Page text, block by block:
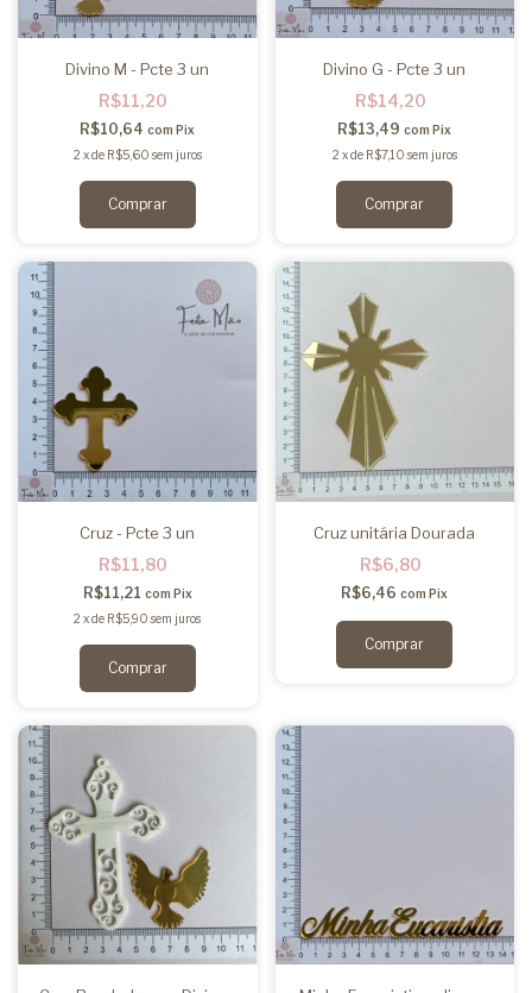
Divino M - Pcte 3 un
R$11,20
R$10,64com Pix
2 xde R$5,60 sem juros
Divino G - Pcte 3 un
R$14,20
R$13,49com Pix
2 xde R$7,10 sem juros
Cruz - Pcte 3 un
R$11,80
R$11,21 com Pix
2 xde R$5,90 sem juros
Cruz unitária Dourada
R$6,80
R$6,46com Pix